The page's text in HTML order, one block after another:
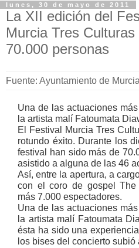
lunes, 30 de mayo de 2011
La XII edición del
Murcia Tres
70.000 personas
Fuente: Ayuntamiento de Murcia
Una de las actuaciones
la artista malí Fatoumata
El Festival Murcia Tres
rotundo éxito. Durante los
festival han sido más de
asistido a alguna de las 46
Así, entre la apertura, a
con el coro de gospel The
más 7.000 espectadores.
Una de las actuaciones
la artista malí Fatoumata
ésta ha sido una
los bises del concierto